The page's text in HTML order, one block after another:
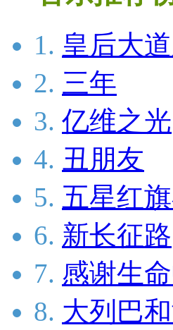
1. 皇后大
2. 三年
3. 亿维之光
4. 丑朋友
5. 五星红
6. 新长征路
7. 感谢生
8. 大列巴